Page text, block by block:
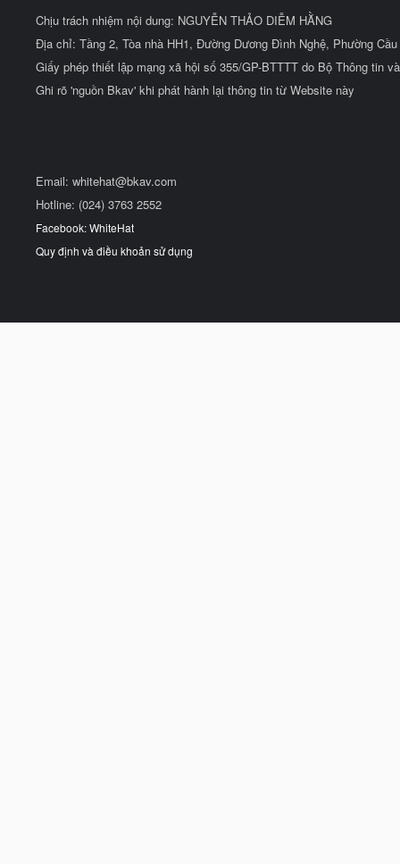
Chịu trách nhiệm nội dung: NGUYỄN THẢO DIỄM HẰNG
Địa chỉ: Tầng 2, Tòa nhà HH1, Đường Dương Đình Nghệ, Phường
Giấy phép thiết lập mạng xã hội số 355/GP-BTTTT do Bộ Thông tin
Ghi rõ 'nguồn Bkav' khi phát hành lại thông tin từ Website này
Email: whitehat@bkav.com
Hotline: (024) 3763 2552
Facebook: WhiteHat
Quy định và điều khoản sử dụng